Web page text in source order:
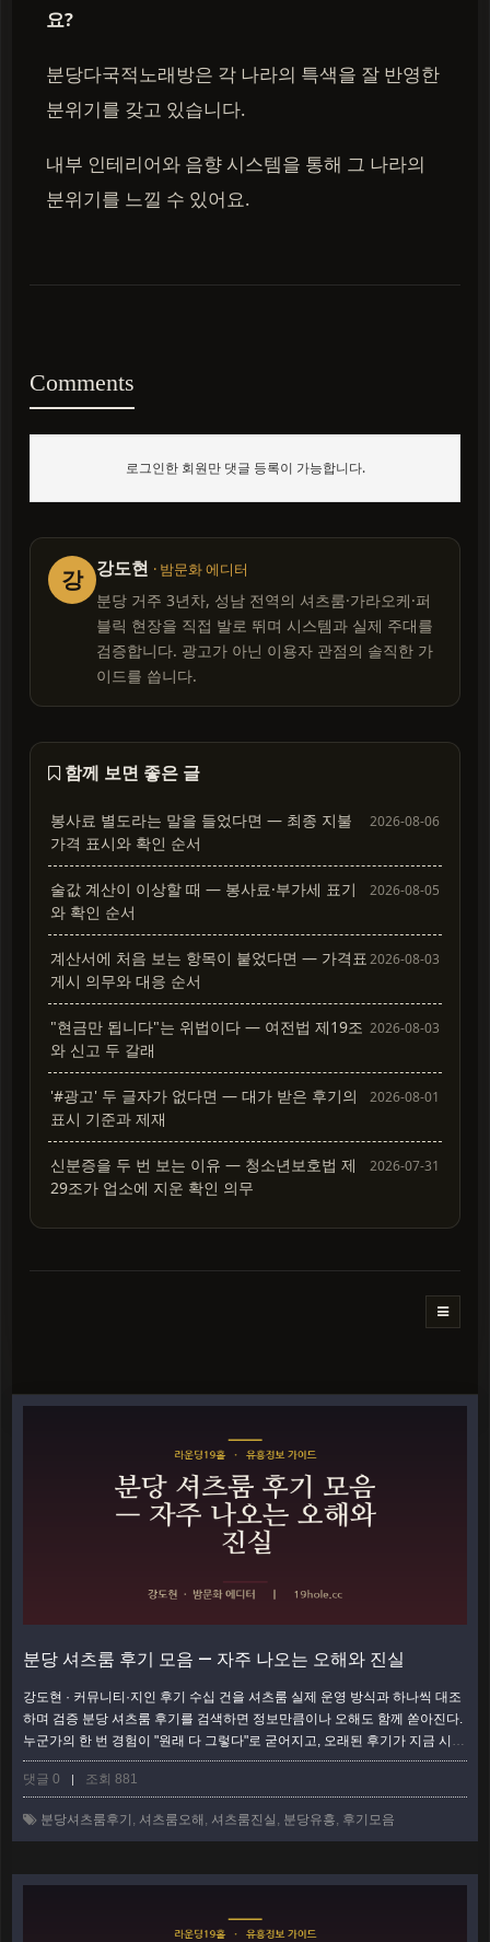
요?
분당다국적노래방은 각 나라의 특색을 잘 반영한
분위기를 갖고 있습니다.
내부 인테리어와 음향 시스템을 통해 그 나라의
분위기를 느낄 수 있어요.
Comments
로그인한 회원만 댓글 등록이 가능합니다.
강 강도현 · 밤문화 에디터
분당 거주 3년차, 성남 전역의 셔츠룸·가라오케·퍼
블릭 현장을 직접 발로 뛰며 시스템과 실제 주대를
검증합니다. 광고가 아닌 이용자 관점의 솔직한 가
이드를 씁니다.
함께 보면 좋은 글
봉사료 별도라는 말을 들었다면 — 최종 지불
가격 표시와 확인 순서
2026-08-06
술값 계산이 이상할 때 — 봉사료·부가세 표기
와 확인 순서
2026-08-05
계산서에 처음 보는 항목이 붙었다면 — 가격표
게시 의무와 대응 순서
2026-08-03
"현금만 됩니다"는 위법이다 — 여전법 제19조
와 신고 두 갈래
2026-08-03
'#광고' 두 글자가 없다면 — 대가 받은 후기의
표시 기준과 제재
2026-08-01
신분증을 두 번 보는 이유 — 청소년보호법 제
29조가 업소에 지운 확인 의무
2026-07-31
분당 셔츠룸 후기 모음 — 자주 나오는 오해와 진실
강도현 · 커뮤니티·지인 후기 수십 건을 셔츠룸 실제 운영 방식과 하나씩 대조
하며 검증 분당 셔츠룸 후기를 검색하면 정보만큼이나 오해도 함께 쏟아진다.
누군가의 한 번 경험이 "원래 다 그렇다"로 굳어지고, 오래된 후기가 지금 시스
템과 다른데도 계속 인용된다. 이 글은 분당 셔츠룸 후기에서 반복적으로 튀어
나오는 통념 다섯 가지를 골라, 현장에서 확인한 실제와 하나씩 대조했다. 후
격이 비슷하다" 진실: 후기에서 가장 흔한 착각이다. 같은 '셔츠룸'이라는 …
댓글 0 | 조회 881
분당셔츠룸후기 , 셔츠룸오해 , 셔츠룸진실 , 분당유흥, 후기모음